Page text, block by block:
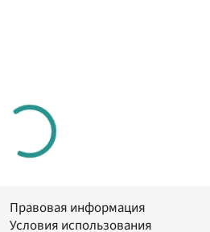
Правовая информация
Условия использования